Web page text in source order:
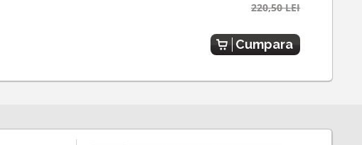
220,50 LEI
Cumpara